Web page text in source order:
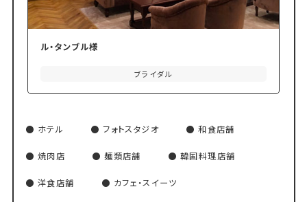
ル・タンブル様
ブライダル
ホテル フォトスタジオ 和食店舗
焼肉店 麺類店舗 韓国料理店舗
洋食店舗 カフェ・スイーツ